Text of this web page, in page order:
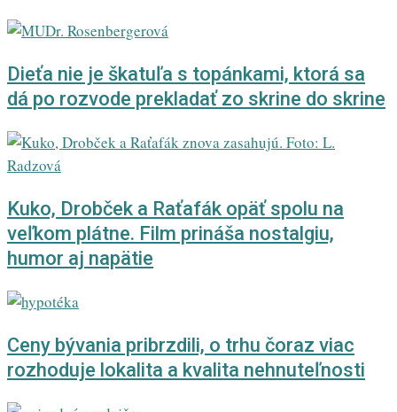
Dieťa nie je škatuľa s topánkami, ktorá sa
dá po rozvode prekladať zo skrine do skrine
Kuko, Drobček a Raťafák opäť spolu na
veľkom plátne. Film prináša nostalgiu,
humor aj napätie
Ceny bývania pribrzdili, o trhu čoraz viac
rozhoduje lokalita a kvalita nehnuteľnosti